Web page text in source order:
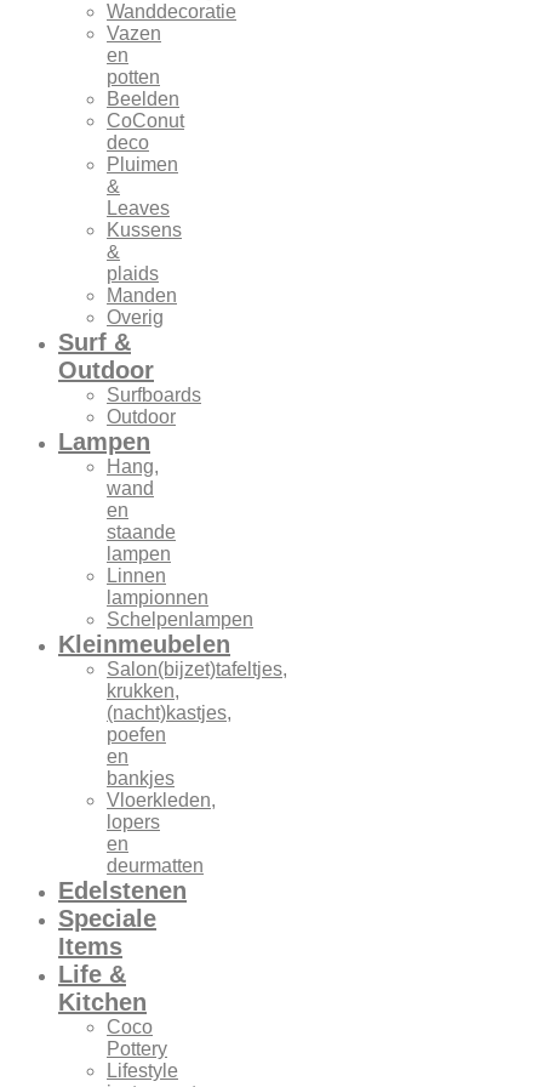
Wanddecoratie
Vazen
en
potten
Beelden
CoConut
deco
Pluimen
&
Leaves
Kussens
&
plaids
Manden
Overig
Surf &
Outdoor
Surfboards
Outdoor
Lampen
Hang,
wand
en
staande
lampen
Linnen
lampionnen
Schelpenlampen
Kleinmeubelen
Salon(bijzet)tafeltjes,
krukken,
(nacht)kastjes,
poefen
en
bankjes
Vloerkleden,
lopers
en
deurmatten
Edelstenen
Speciale
Items
Life &
Kitchen
Coco
Pottery
Lifestyle